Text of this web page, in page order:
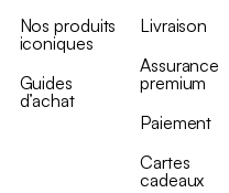
Nos produits
iconiques
Guides
d’achat
Livraison
Assurance
premium
Paiement
Cartes
cadeaux